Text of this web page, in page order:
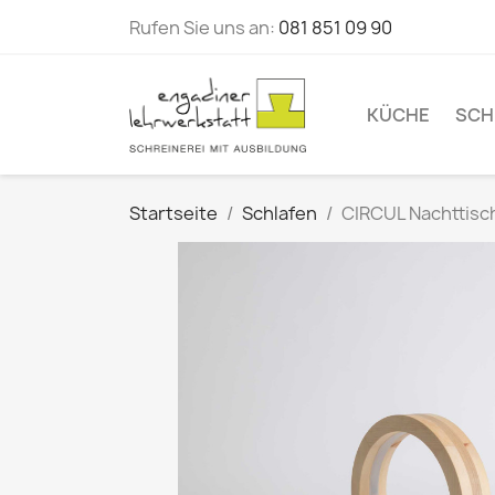
Rufen Sie uns an: 081 851 09 90
KÜCHE
Startseite Schlafen CIRCUL